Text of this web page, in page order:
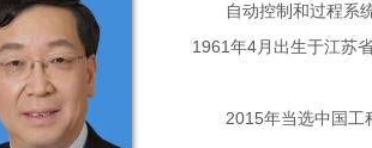
自动控制和过程系统
1961年4月出生于江苏
2015年当选中国工